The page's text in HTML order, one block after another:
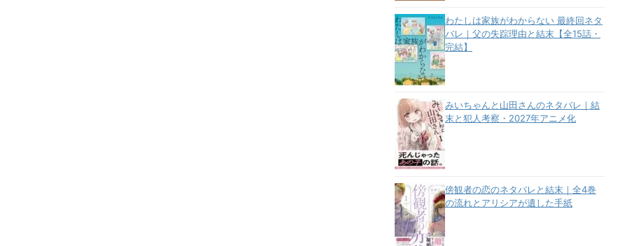
わたしは家族がわからない 最終回ネタ
バレ｜父の失踪理由と結末【全15話・
完結】
みいちゃんと山田さんのネタバレ｜結
末と犯人考察・2027年アニメ化
傍観者の恋のネタバレと結末｜全4巻
の流れとアリシアが遺した手紙